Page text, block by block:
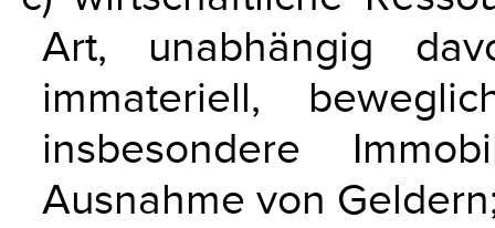
Art, unabhängig
immateriell,
insbesondere
Ausnahme von